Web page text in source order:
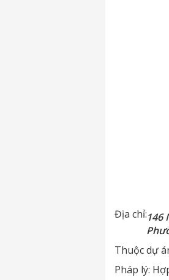
Địa chỉ:146
Thuộc dự
Pháp lý: